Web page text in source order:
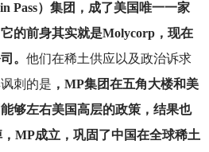
Pass）集团，成了美国唯一一家
的前身其实就是Molycorp，现在
。 他们在稀土供应以及政治诉求
刺的是 ，MP集团在五角大楼和美
够左右美国高层的政策，结果也
MP成立，巩固了中国在全球稀土